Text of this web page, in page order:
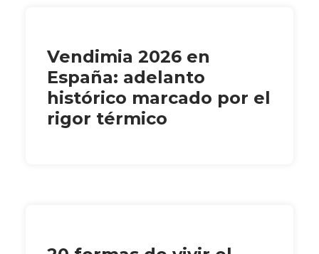
Vendimia 2026 en
España: adelanto
histórico marcado por el
rigor térmico